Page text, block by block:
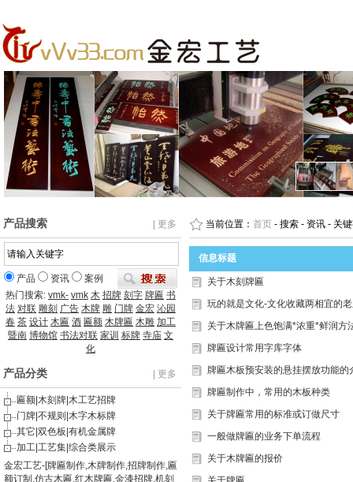
产品搜索 | 更多
产品 资讯
案例
热门搜索: vmk- vmk 木 招牌 刻字 牌匾 书
法 对联 雕刻 广告 木牌 雕 门牌 金宏 沁园
春 茶 设计 木匾 酒 匾额 木牌匾 木雕 加工
暨南 博物馆 书法对联 家训 标牌 寺庙 文
化
产品分类 | 更多
匾额|木刻牌|木工艺招牌
门牌|不规则|木字木标牌
其它|双色板|有机金属牌
加工|工艺集|综合类展示
金宏工艺-[牌匾制作,木牌制作,招牌制作,匾
额订制,仿古木匾,红木牌匾,金漆招牌,机刻
当前位置： 首页 - 搜索 - 资讯 - 关
信息标题
关于木刻牌匾
玩的就是文化-文化收藏两相宜的
关于木牌匾上色饱满*浓重*鲜润方
牌匾设计常用字库字体
牌匾木板预安装的悬挂摆放功能的
牌匾制作中，常用的木板种类
关于牌匾常用的标准或订做尺寸
一般做牌匾的业务下单流程
关于木牌匾的报价